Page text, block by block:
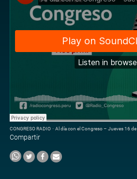
CONGRESO RADIO · Al día con el Congreso – Jueves 16
Compartir